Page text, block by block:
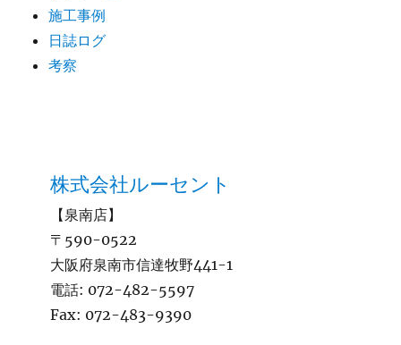
施工事例
日誌ログ
考察
株式会社ルーセント
【泉南店】
〒590-0522
大阪府泉南市信達牧野441-1
電話: 072-482-5597
Fax: 072-483-9390